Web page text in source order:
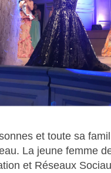
et toute sa
La jeune femme
et Réseaux